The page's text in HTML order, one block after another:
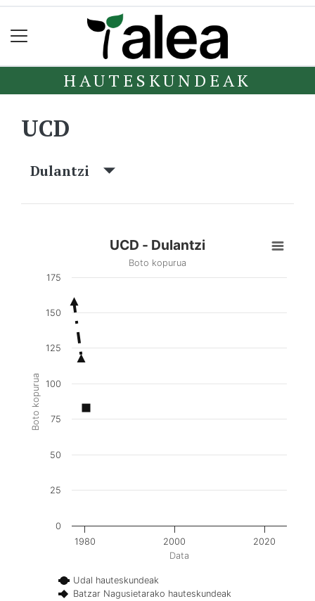
HAUTESKUNDEAK
UCD
Dulantzi
Data
Boto kopurua
UCD - Dulantzi
Boto kopurua
Udal hauteskundeak
Batzar Nagusietarako hauteskundeak
1980 2000 2020
0
25
50
75
100
125
150
175